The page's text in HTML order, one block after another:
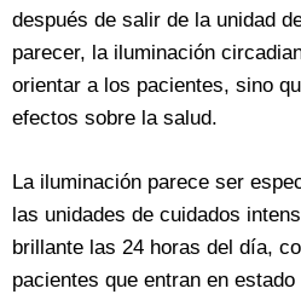
después de salir de la unidad
parecer, la iluminación
orientar a los pacientes, sino
efectos sobre la salud.
La iluminación parece ser
las unidades de cuidados
brillante las 24 horas del día,
pacientes que entran en